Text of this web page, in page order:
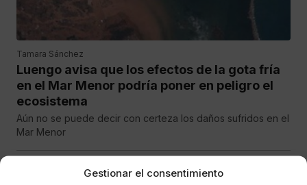
Gestionar el consentimiento
Tamara Sánchez
Luengo avisa que los efectos de la gota fría
en el Mar Menor podría poner en peligro el
ecosistema
Aún no se puede decir con certeza los daños sufridos en el
Mar Menor